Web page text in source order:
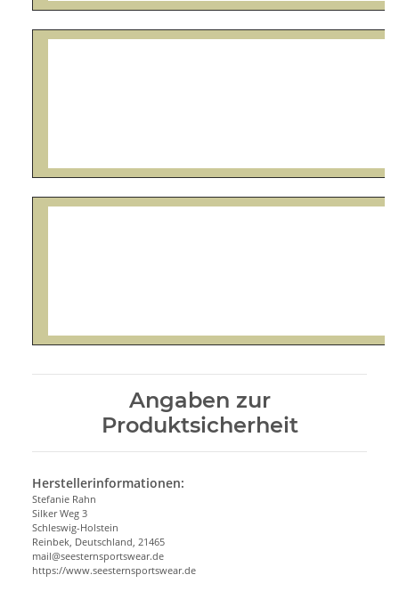
Angaben zur
Produktsicherheit
Herstellerinformationen:
Stefanie Rahn
Silker Weg 3
Schleswig-Holstein
Reinbek, Deutschland, 21465
mail@seesternsportswear.de
https://www.seesternsportswear.de